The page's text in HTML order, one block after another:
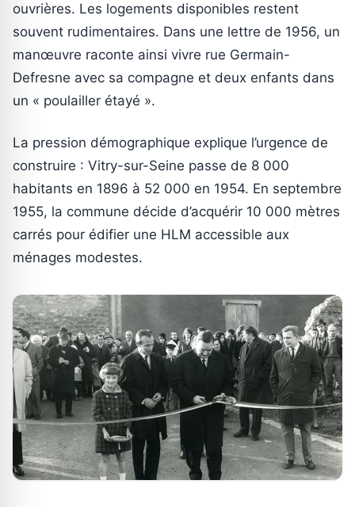
ouvrières. Les logements disponibles restent
souvent rudimentaires. Dans une lettre de 1956, un
manœuvre raconte ainsi vivre rue Germain-
Defresne avec sa compagne et deux enfants dans
un « poulailler étayé ».
La pression démographique explique l’urgence de
construire : Vitry-sur-Seine passe de 8 000
habitants en 1896 à 52 000 en 1954. En septembre
1955, la commune décide d’acquérir 10 000 mètres
carrés pour édifier une HLM accessible aux
ménages modestes.